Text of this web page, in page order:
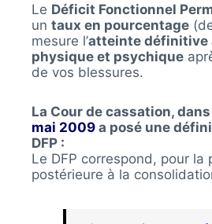
Le Déficit Fonctionnel
un taux en pourcentage
mesure l’atteinte définitive
physique et psychique
de vos blessures.
La Cour de cassation,
mai 2009a posé une
DFP :
Le DFP correspond, pour la
postérieure à la